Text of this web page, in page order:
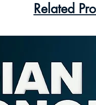
Related